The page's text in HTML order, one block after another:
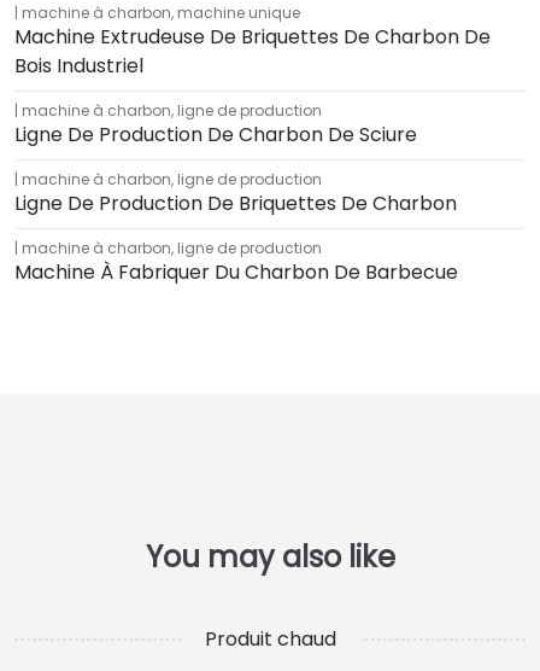
machine à charbon, machine unique
Machine Extrudeuse De Briquettes De Charbon De
Bois Industriel
machine à charbon, ligne de production
Ligne De Production De Charbon De Sciure
machine à charbon, ligne de production
Ligne De Production De Briquettes De Charbon
machine à charbon, ligne de production
Machine À Fabriquer Du Charbon De Barbecue
Produit chaud